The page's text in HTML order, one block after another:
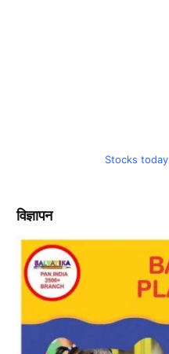
Stocks today
विज्ञापन